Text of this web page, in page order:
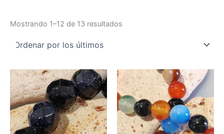
Mostrando 1–12 de 13 resultados